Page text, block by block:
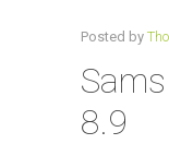
Posted by
8.9